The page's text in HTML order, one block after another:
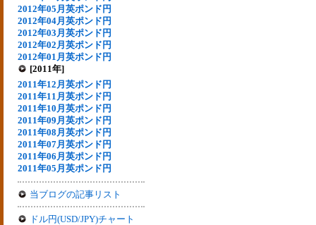
2012年05月英ポンド円
2012年04月英ポンド円
2012年03月英ポンド円
2012年02月英ポンド円
2012年01月英ポンド円
[2011年]
2011年12月英ポンド円
2011年11月英ポンド円
2011年10月英ポンド円
2011年09月英ポンド円
2011年08月英ポンド円
2011年07月英ポンド円
2011年06月英ポンド円
2011年05月英ポンド円
当ブログの記事リスト
ドル円(USD/JPY)チャート